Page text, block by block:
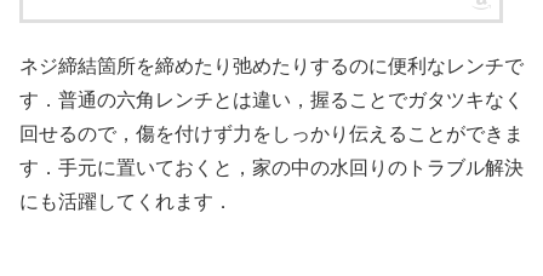
ネジ締結箇所を締めたり弛めたりするのに便利なレンチで
す．普通の六角レンチとは違い，握ることでガタツキなく
回せるので，傷を付けず力をしっかり伝えることができま
す．手元に置いておくと，家の中の水回りのトラブル解決
にも活躍してくれます．